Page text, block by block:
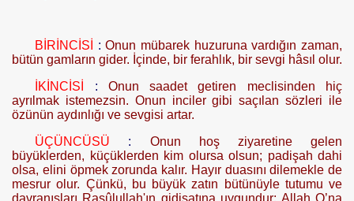
BİRİNCİSİ :Onun mübarek huzuruna vardığın zaman,
bütün gam­ların gider. İçinde, bir ferahlık, bir sevgi hâsıl olur.
İKİNCİSİ : Onun saadet getiren meclisinden hiç
ayrılmak istemez­sin. Onun inciler gibi saçılan sözleri ile
özünün aydınlığı ve sevgisi artar.
ÜÇÜNCÜSÜ : Onun hoş ziyaretine gelen
büyüklerden, küçüklerden kim olursa olsun; padişah dahi
olsa, elini öpmek zorunda kalır. Hayır dua­sını dilemekle de
mesrur olur. Çünkü, bu büyük zatın bütünüyle tutumu ve